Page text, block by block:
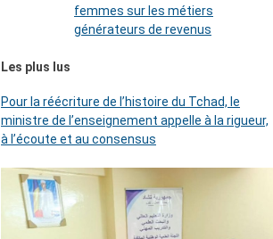
femmes sur les métiers
générateurs de revenus
Les plus lus
Pour la réécriture de l’histoire du Tchad, le
ministre de l’enseignement appelle à la rigueur,
à l’écoute et au consensus